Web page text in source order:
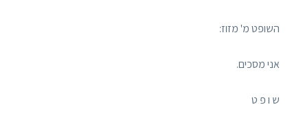
השופט מ' מזוז:
אני מסכים.
ש ו פ ט